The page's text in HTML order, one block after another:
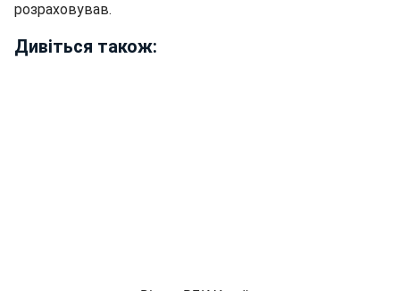
розраховував.
Дивіться також: